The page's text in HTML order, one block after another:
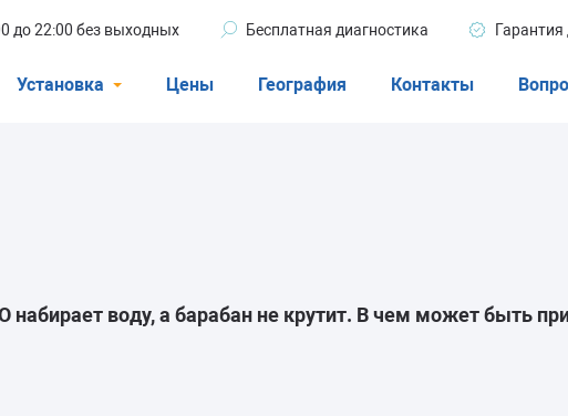
до 22:00 без выходных Бесплатная диагностика Гарантия
Установка Цены География Контакты
набирает воду, а барабан не крутит. В чем может быть